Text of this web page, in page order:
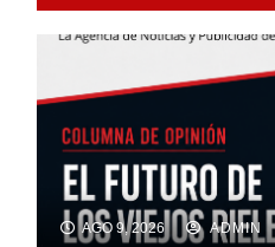
AGO 9, 2026 ADMIN